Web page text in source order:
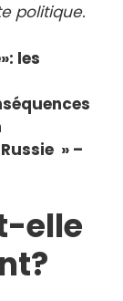
politique.
les
» –
elle